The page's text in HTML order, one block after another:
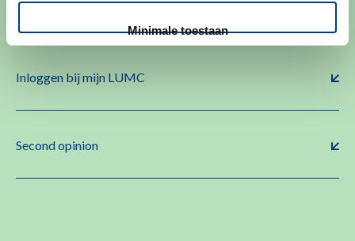
Minimale toestaan
Meer info over afspraak maken of wijzigen
Inloggen bij mijn LUMC
Second opinion